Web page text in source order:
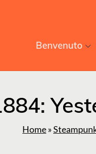
Benvenuto
Home»